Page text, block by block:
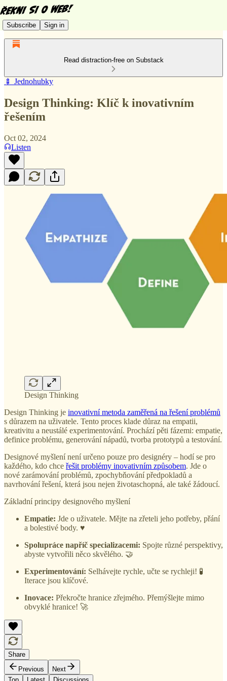
Subscribe Sign in
Read distraction-free on Substack
🍢 Jednohubky
Design Thinking: Klíč k inovativním
řešením
Oct 02, 2024
Listen
Design Thinking
Design Thinking je inovativní metoda zaměřená na řešení problémů
s důrazem na uživatele. Tento proces klade důraz na empatii,
kreativitu a neustálé experimentování. Prochází pěti fázemi: empatie,
definice problému, generování nápadů, tvorba prototypů a testování.
Designové myšlení není určeno pouze pro designéry – hodí se pro
každého, kdo chce řešit problémy inovativním způsobem. Jde o
nové zarámování problémů, zpochybňování předpokladů a
navrhování řešení, která jsou nejen životaschopná, ale také žádoucí.
Základní principy designového myšlení
Empatie: Jde o uživatele. Mějte na zřeteli jeho potřeby, přání
a bolestivé body. ♥️
Spolupráce napříč specializacemi: Spojte různé perspektivy,
abyste vytvořili něco skvělého. 🤝
Experimentování: Selhávejte rychle, učte se rychleji! 🧪
Iterace jsou klíčové.
Inovace: Překročte hranice zřejmého. Přemýšlejte mimo
obvyklé hranice! 🚀
Share
Previous
Next